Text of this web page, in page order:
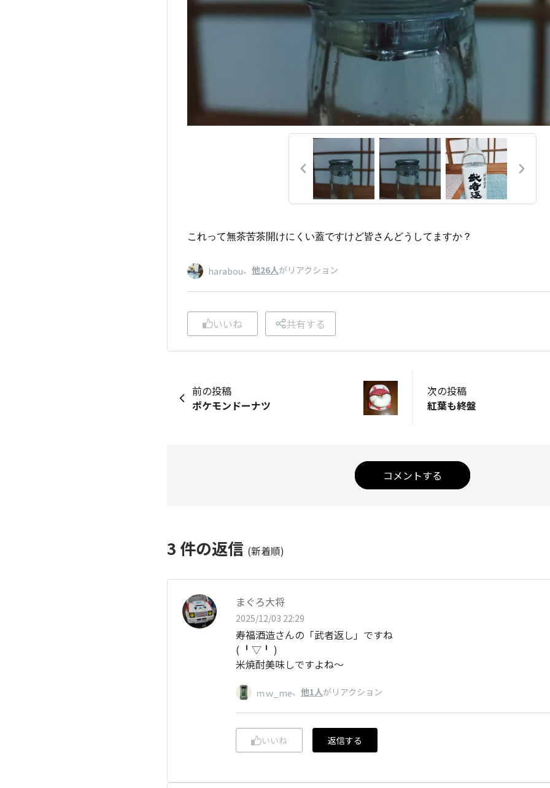
これって無茶苦茶開けにくい蓋ですけど皆さんどうしてますか？
harabou、 他26人がリアクション
いいね 共有する
前の投稿
ポケモンドーナツ
次の投稿
紅葉も終盤
コメントする
3 件の返信 (新着順)
まぐろ大将
2025/12/03 22:29
寿福酒造さんの「武者返し」ですね
(⁠ ⁠╹⁠▽⁠╹⁠ ⁠)
米焼酎美味しですよね～
ｍｗ_me、 他1人がリアクション
いいね 返信する